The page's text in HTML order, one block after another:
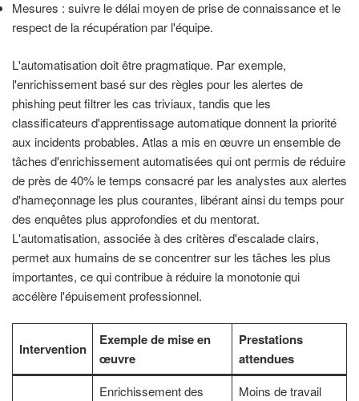
Mesures : suivre le délai moyen de prise de connaissance et le
respect de la récupération par l'équipe.
L'automatisation doit être pragmatique. Par exemple,
l'enrichissement basé sur des règles pour les alertes de
phishing peut filtrer les cas triviaux, tandis que les
classificateurs d'apprentissage automatique donnent la priorité
aux incidents probables. Atlas a mis en œuvre un ensemble de
tâches d'enrichissement automatisées qui ont permis de réduire
de près de 40% le temps consacré par les analystes aux alertes
d'hameçonnage les plus courantes, libérant ainsi du temps pour
des enquêtes plus approfondies et du mentorat.
L'automatisation, associée à des critères d'escalade clairs,
permet aux humains de se concentrer sur les tâches les plus
importantes, ce qui contribue à réduire la monotonie qui
accélère l'épuisement professionnel.
Intervention
Exemple de mise en
œuvre
Prestations
attendues
Enrichissement des
Moins de travail